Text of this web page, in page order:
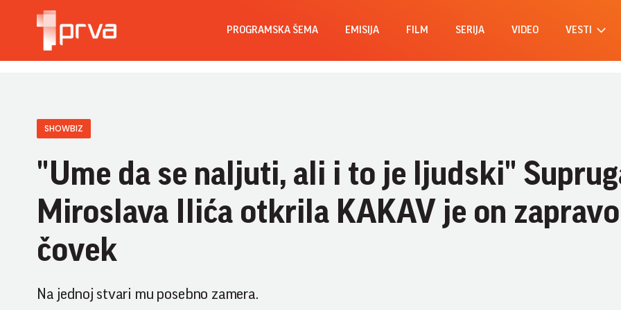
PROGRAMSKA ŠEMA EMISIJA FILM SERIJA VIDEO VESTI
SHOWBIZ
"Ume da se naljuti, ali i to je ljudski"
Miroslava Ilića otkrila KAKAV je on zapravo
čovek
Na jednoj stvari mu posebno zamera.